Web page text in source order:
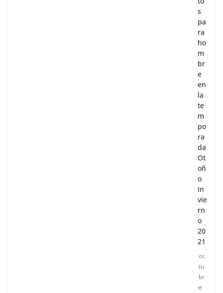
s
pa
ra
ho
m
br
e
en
la
te
m
po
ra
da
Ot
oñ
o
In
vie
rn
o
20
21
oc
tu
br
e